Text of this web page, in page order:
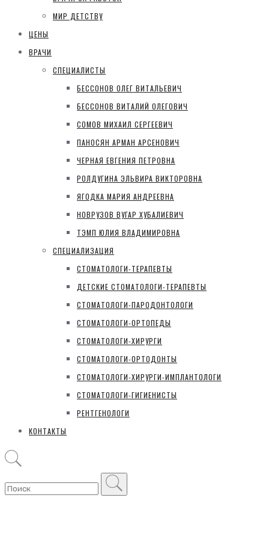
МИР ДЕТСТВУ
ЦЕНЫ
ВРАЧИ
СПЕЦИАЛИСТЫ
БЕССОНОВ ОЛЕГ ВИТАЛЬЕВИЧ
БЕССОНОВ ВИТАЛИЙ ОЛЕГОВИЧ
СОМОВ МИХАИЛ СЕРГЕЕВИЧ
ПАНОСЯН АРМАН АРСЕНОВИЧ
ЧЕРНАЯ ЕВГЕНИЯ ПЕТРОВНА
РОЛДУГИНА ЭЛЬВИРА ВИКТОРОВНА
ЯГОДКА МАРИЯ АНДРЕЕВНА
НОВРУЗОВ ВУГАР ХУБАЛИЕВИЧ
ТЭМП ЮЛИЯ ВЛАДИМИРОВНА
СПЕЦИАЛИЗАЦИЯ
СТОМАТОЛОГИ-ТЕРАПЕВТЫ
ДЕТСКИЕ СТОМАТОЛОГИ-ТЕРАПЕВТЫ
СТОМАТОЛОГИ-ПАРОДОНТОЛОГИ
СТОМАТОЛОГИ-ОРТОПЕДЫ
СТОМАТОЛОГИ-ХИРУРГИ
СТОМАТОЛОГИ-ОРТОДОНТЫ
СТОМАТОЛОГИ-ХИРУРГИ-ИМПЛАНТОЛОГИ
СТОМАТОЛОГИ-ГИГИЕНИСТЫ
РЕНТГЕНОЛОГИ
КОНТАКТЫ